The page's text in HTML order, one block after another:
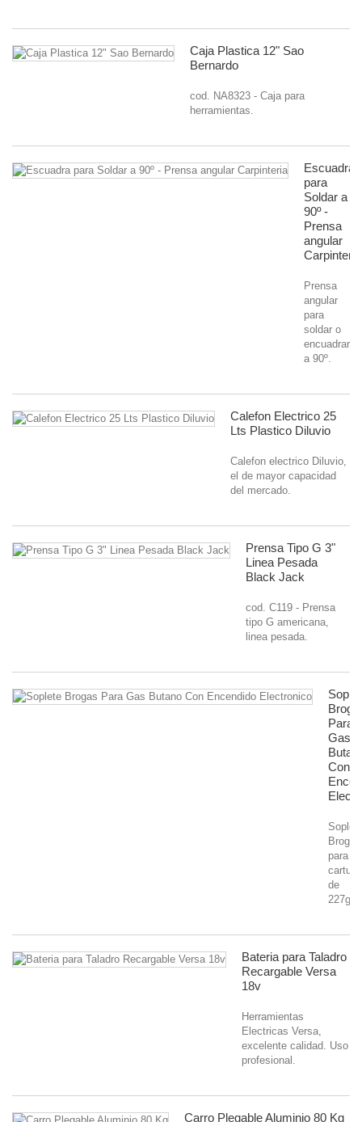
Caja Plastica 12" Sao
Bernardo
cod. NA8323 - Caja para
herramientas.
Escuadra
para
Soldar a
90º -
Prensa
angular
Carpinteria
Prensa
angular
para
soldar o
encuadrar
a 90º.
Calefon Electrico 25
Lts Plastico Diluvio
Calefon electrico Diluvio,
el de mayor capacidad
del mercado.
Prensa Tipo G 3"
Linea Pesada
Black Jack
cod. C119 - Prensa
tipo G americana,
linea pesada.
Para
Gas
Con
Brogas
para
de
227grs.
Bateria para Taladro
Recargable Versa
18v
Herramientas
Electricas Versa,
excelente calidad. Uso
profesional.
Carro Plegable Aluminio 80 Kg